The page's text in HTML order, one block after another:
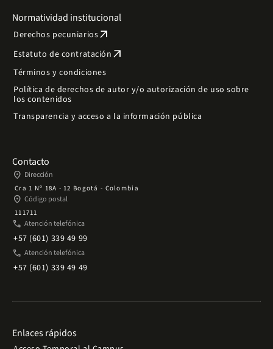
Normatividad institucional
Derechos pecuniariosarrow_outward
Estatuto de contratación arrow_outward
Términos y condiciones
Política de derechos de autor y/o autorización de uso sobre
los contenidos
Transparencia y acceso a la información pública
Contacto
place Dirección
Cra 1 Nº 18A - 12 Bogotá - Colombia
place Código postal
111711
phone Atención telefónica
+57 (601) 339 49 99
phone Atención telefónica
+57 (601) 339 49 49
Enlaces rápidos